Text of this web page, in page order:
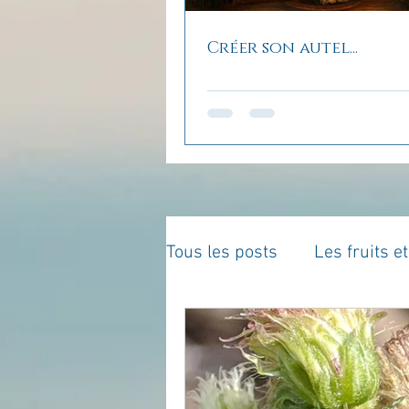
Créer son autel...
Tous les posts Les fruits
La parentalité De
Enseignements